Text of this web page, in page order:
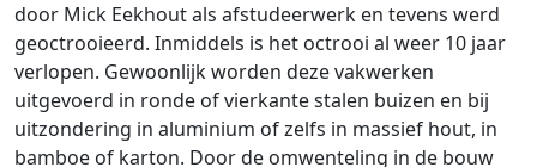
door Mick Eekhout als afstudeerwerk en tevens werd
geoctrooieerd. Inmiddels is het octrooi al weer 10 jaar
verlopen. Gewoonlijk worden deze vakwerken
uitgevoerd in ronde of vierkante stalen buizen en bij
uitzondering in aluminium of zelfs in massief hout, in
bamboe of karton. Door de omwenteling in de bouw